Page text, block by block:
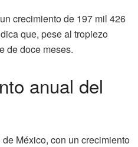
crecimiento de 197 mil 426
que, pese al tropiezo
de doce meses.
anual del
México, con un crecimiento